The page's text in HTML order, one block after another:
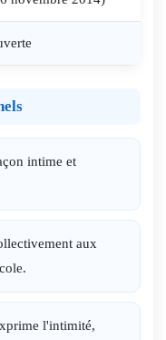
intime et
aux
l'intimité,